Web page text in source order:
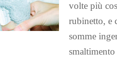
volte più
rubinetto, e
somme